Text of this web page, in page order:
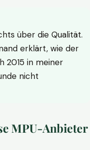
über die Qualität.
erklärt, wie der
2015 in meiner
nicht
MPU-Anbieter